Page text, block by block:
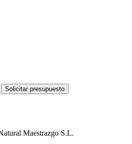
Maestrazgo S.L.